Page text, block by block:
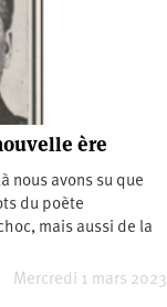
ère
nous avons su que
du poète
mais aussi de la
Mercredi 1 mars 2023